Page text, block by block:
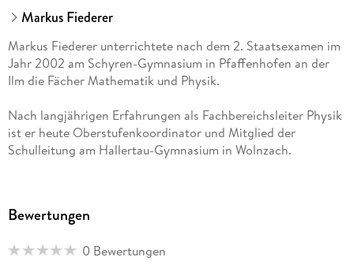
Markus Fiederer
Markus Fiederer unterrichtete nach dem 2. Staatsexamen im
Jahr 2002 am Schyren-Gymnasium in Pfaffenhofen an der
Ilm die Fächer Mathematik und Physik.
Nach langjährigen Erfahrungen als Fachbereichsleiter Physik
ist er heute Oberstufenkoordinator und Mitglied der
Schulleitung am Hallertau-Gymnasium in Wolnzach.
Bewertungen
0 Bewertungen